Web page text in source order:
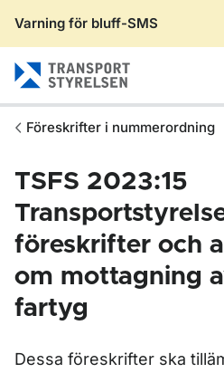
Varning för bluff-SMS
Föreskrifter i nummerordning
TSFS 2023:15
föreskrifter och
om mottagning
fartyg
Dessa föreskrifter ska